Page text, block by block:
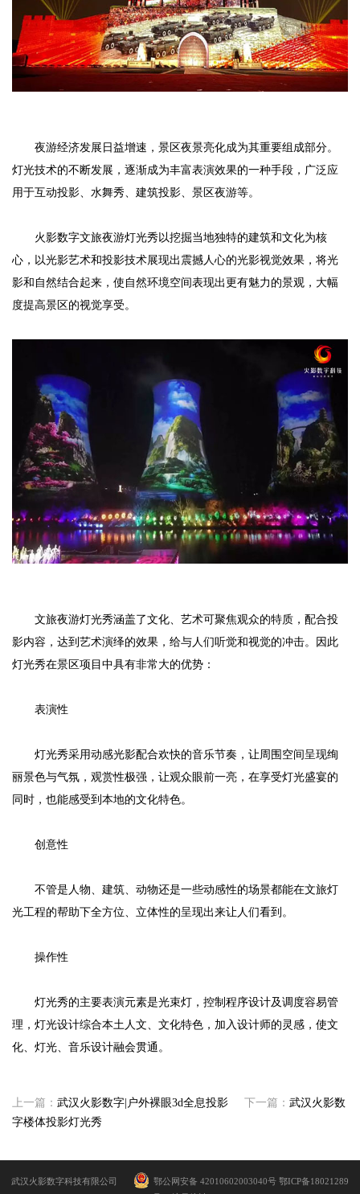
夜游经济发展日益增速，景区夜景亮化成为其重要组成部分。
灯光技术的不断发展，逐渐成为丰富表演效果的一种手段，广泛应
用于互动投影、水舞秀、建筑投影、景区夜游等。
火影数字文旅夜游灯光秀以挖掘当地独特的建筑和文化为核
心，以光影艺术和投影技术展现出震撼人心的光影视觉效果，将光
影和自然结合起来，使自然环境空间表现出更有魅力的景观，大幅
度提高景区的视觉享受。
文旅夜游灯光秀涵盖了文化、艺术可聚焦观众的特质，配合投
影内容，达到艺术演绎的效果，给与人们听觉和视觉的冲击。因此
灯光秀在景区项目中具有非常大的优势：
表演性
灯光秀采用动感光影配合欢快的音乐节奏，让周围空间呈现绚
丽景色与气氛，观赏性极强，让观众眼前一亮，在享受灯光盛宴的
同时，也能感受到本地的文化特色。
创意性
不管是人物、建筑、动物还是一些动感性的场景都能在文旅灯
光工程的帮助下全方位、立体性的呈现出来让人们看到。
操作性
灯光秀的主要表演元素是光束灯，控制程序设计及调度容易管
理，灯光设计综合本土人文、文化特色，加入设计师的灵感，使文
化、灯光、音乐设计融会贯通。
上一篇： 武汉火影数字|户外裸眼3d全息投影 下一篇： 武汉火影数
字楼体投影灯光秀
武汉火影数字科技有限公司 鄂公网安备 42010602003040号 鄂ICP备18021289